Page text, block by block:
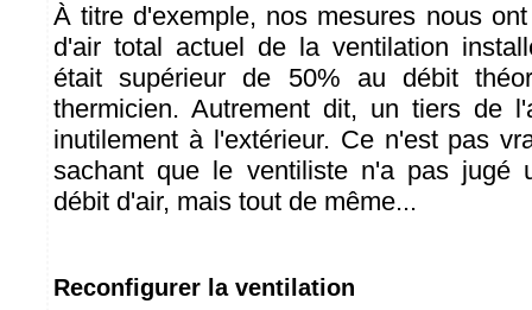
À titre d'exemple, nos mesures nous
d'air total actuel de la ventilation
était supérieur de 50% au débit
thermicien. Autrement dit, un tiers de
inutilement à l'extérieur. Ce n'est pas
sachant que le ventiliste n'a pas jugé
débit d'air, mais tout de même...
Reconfigurer la ventilation